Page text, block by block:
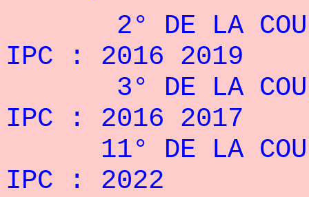
2° DE LA
IPC : 2016 2019
3° DE LA
IPC : 2016 2017
11° DE LA
IPC : 2022